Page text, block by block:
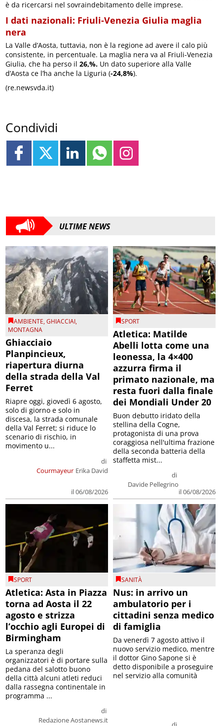
è da ricercarsi nel sovraindebitamento delle imprese.
I dati nazionali: Friuli-Venezia Giulia maglia
nera
La Valle d’Aosta, tuttavia, non è la regione ad avere il calo più
consistente, in percentuale. La maglia nera va al Friuli-Venezia
Giulia, che ha perso il 26,%. Un dato superiore alla Valle
d’Aosta ce l’ha anche la Liguria (-24,8%).
(re.newsvda.it)
Condividi
ULTIME NEWS
AMBIENTE,GHIACCIAI,
MONTAGNA
Ghiacciaio
Planpincieux,
riapertura diurna
della strada della Val
Ferret
Courmayeur
di
Erika David
il 06/08/2026
Riapre oggi, giovedì 6 agosto,
solo di giorno e solo in
discesa, la strada comunale
della Val Ferret; si riduce lo
scenario di rischio, in
movimento u...
SPORT
Atletica: Matilde
Abelli lotta come una
leonessa, la 4×400
azzurra firma il
primato nazionale, ma
resta fuori dalla finale
dei Mondiali Under 20
di
Davide Pellegrino
il 06/08/2026
Buon debutto iridato della
stellina della Cogne,
protagonista di una prova
coraggiosa nell'ultima frazione
della seconda batteria della
staffetta mist...
SPORT
Atletica: Asta in Piazza
torna ad Aosta il 22
agosto e strizza
l’occhio agli Europei di
Birmingham
di
Redazione Aostanews.it
La speranza degli
organizzatori è di portare sulla
pedana del salotto buono
della città alcuni atleti reduci
dalla rassegna continentale in
programma ...
SANITÀ
Nus: in arrivo un
ambulatorio per i
cittadini senza medico
di famiglia
Da venerdì 7 agosto attivo il
nuovo servizio medico, mentre
il dottor Gino Sapone si è
detto disponibile a proseguire
nel servizio alla comunità